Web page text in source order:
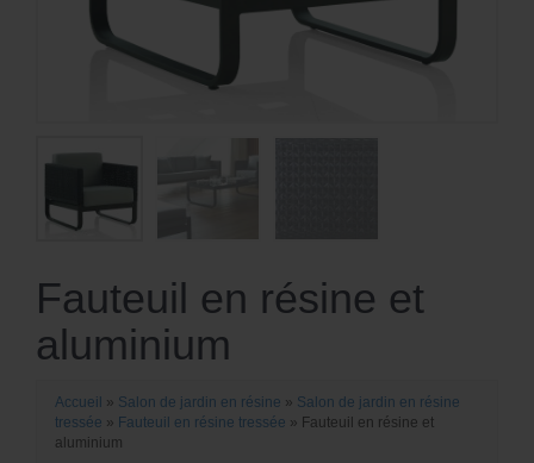
Fauteuil en résine et
aluminium
Accueil » Salon de jardin en résine » Salon de jardin en résine
tressée » Fauteuil en résine tressée » Fauteuil en résine et
aluminium